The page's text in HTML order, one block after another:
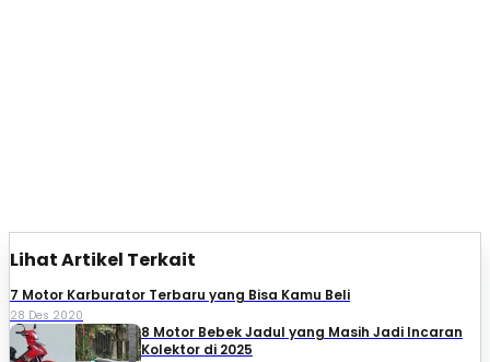
Lihat Artikel Terkait
7 Motor Karburator Terbaru yang Bisa Kamu Beli
28 Des 2020
8 Motor Bebek Jadul yang Masih Jadi Incaran
Kolektor di 2025